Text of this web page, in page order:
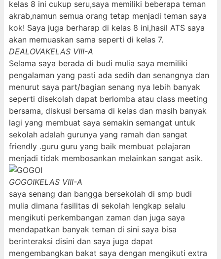
kelas 8 ini cukup seru,saya memiliki beberapa teman
akrab,namun semua orang tetap menjadi teman saya
kok! Saya juga berharap di kelas 8 ini,hasil ATS saya
akan memuaskan sama seperti di kelas 7.
DEALOVAKELAS VIII-A
Selama saya berada di budi mulia saya memiliki
pengalaman yang pasti ada sedih dan senangnya dan
menurut saya part/bagian senang nya lebih banyak
seperti disekolah dapat berlomba atau class meeting
bersama, diskusi bersama di kelas dan masih banyak
lagi yang membuat saya semakin semangat untuk
sekolah adalah gurunya yang ramah dan sangat
friendly .guru guru yang baik membuat pelajaran
menjadi tidak membosankan melainkan sangat asik.
GOGOIKELAS VIII-A
saya senang dan bangga bersekolah di smp budi
mulia dimana fasilitas di sekolah lengkap selalu
mengikuti perkembangan zaman dan juga saya
mendapatkan banyak teman di sini saya bisa
berinteraksi disini dan saya juga dapat
mengembangkan bakat saya dengan mengikuti extra